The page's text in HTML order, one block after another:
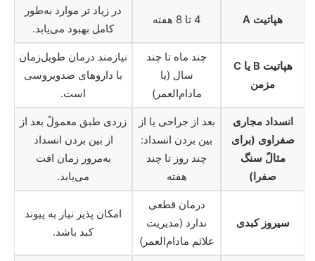
هپاتیت A 4 تا 8 هفته
در زیاد تر موارد به‌طور
کامل بهبود می‌یابد.
هپاتیت B یا C
مزمن
چند ماه تا چند
سال (یا
مادام‌العمر)
نیازمند درمان طویل‌زمان
با داروهای ضدویروسی
است.
انسداد مجاری
صفراوی (برای
مثالً سنگ
صفرا)
بعد از جراحی یا از
بین بردن انسداد:
چند روز تا چند
هفته
زردی طبق معمولً بعد از
از بین بردن انسداد
به‌مرور زمان افت
می‌یابد.
سیروز کبدی
درمان قطعی
ندارد (مدیریت
علائم مادام‌العمر)
امکان پذیر نیاز به پیوند
کبد باشد.